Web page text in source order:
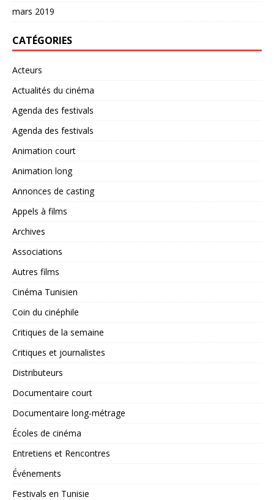
mars 2019
CATÉGORIES
Acteurs
Actualités du cinéma
Agenda des festivals
Agenda des festivals
Animation court
Animation long
Annonces de casting
Appels à films
Archives
Associations
Autres films
Cinéma Tunisien
Coin du cinéphile
Critiques de la semaine
Critiques et journalistes
Distributeurs
Documentaire court
Documentaire long-métrage
Écoles de cinéma
Entretiens et Rencontres
Événements
Festivals en Tunisie